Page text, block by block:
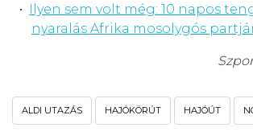
Ilyen sem volt még: 10 napos
nyaralás Afrika mosolygós
ALDI UTAZÁS HAJÓKÖRÚT HAJÓÚT